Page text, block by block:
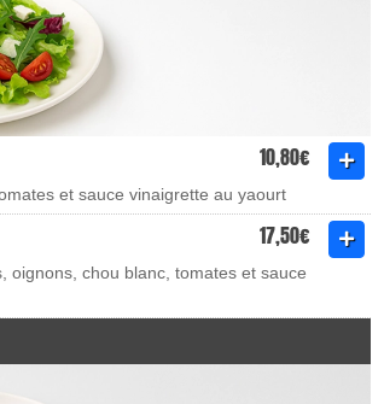
10,80€
et sauce vinaigrette au yaourt
17,50€
oignons, chou blanc, tomates et sauce